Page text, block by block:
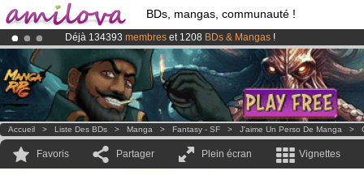
BDs, mangas, communauté !
Déjà 134393 membres et 1208 BDs & Mangas !
LeKickstarter Amilova est désormais lancé!.
Abonnement premium: à partir de
3.95 eurospar mois !Clique ici
Accueil > Liste Des BDs > Manga > Fantasy - SF > J'aime Un Perso De Manga >
Favoris Partager Plein écran Vignettes